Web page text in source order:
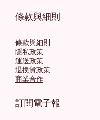
條款與細則
條款與細則
隱私政策
運送政策
退換貨政策
商業合作
訂閱電子報